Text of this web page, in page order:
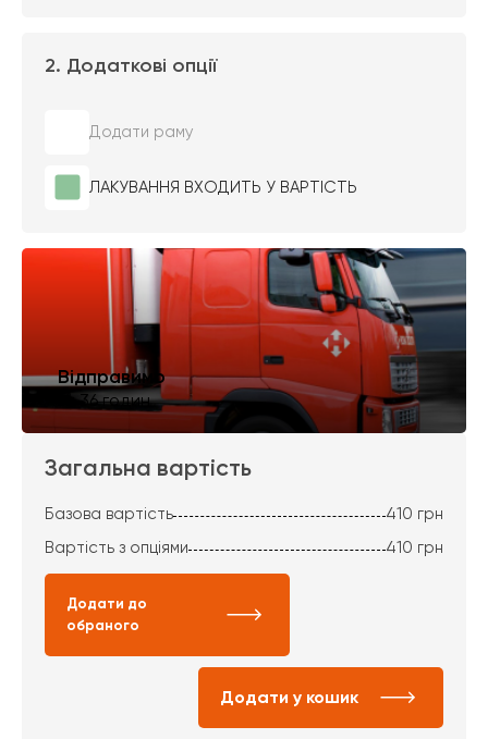
2. Додаткові опції
Додати раму
ЛАКУВАННЯ ВХОДИТЬ У ВАРТІСТЬ
Відправимо
за 36 годин
Загальна вартість
Базова вартість 410 грн
Вартість з опціями
410 грн
Додати до
обраного
Додати у кошик